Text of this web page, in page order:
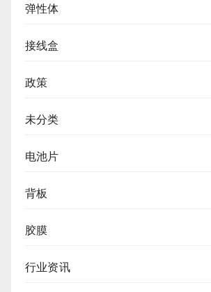
弹性体
接线盒
政策
未分类
电池片
背板
胶膜
行业资讯